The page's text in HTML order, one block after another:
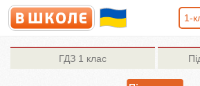
1-
ГДЗ 1 клас